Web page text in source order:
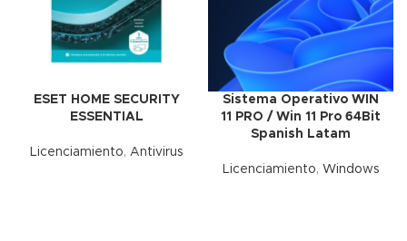
ESET HOME SECURITY
ESSENTIAL
Licenciamiento, Antivirus
Sistema Operativo WIN
11 PRO / Win 11 Pro 64Bit
Spanish Latam
Licenciamiento, Windows